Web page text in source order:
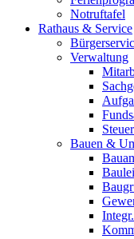
Notruftafel
Rathaus & Service
Verwaltung
Bauen &